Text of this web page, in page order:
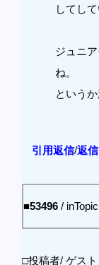
してし
ジュニ
ね。
という
引用返信/返信
■53496 /
□投稿者/ ゲス